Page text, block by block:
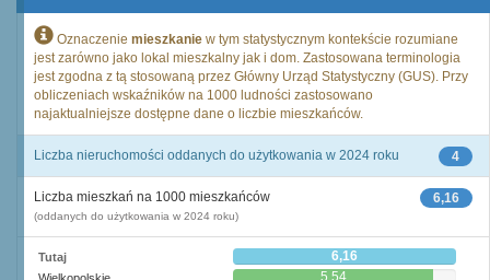
Oznaczenie mieszkanie w tym statystycznym kontekście rozumiane
jest zarówno jako lokal mieszkalny jak i dom. Zastosowana terminologia
jest zgodna z tą stosowaną przez Główny Urząd Statystyczny (GUS). Przy
obliczeniach wskaźników na 1000 ludności zastosowano
najaktualniejsze dostępne dane o liczbie mieszkańców.
4
Liczba nieruchomości oddanych do użytkowania w 2024 roku
6,16
Liczba mieszkań na 1000 mieszkańców
(oddanych do użytkowania w 2024 roku)
Tutaj 6,16
5,54